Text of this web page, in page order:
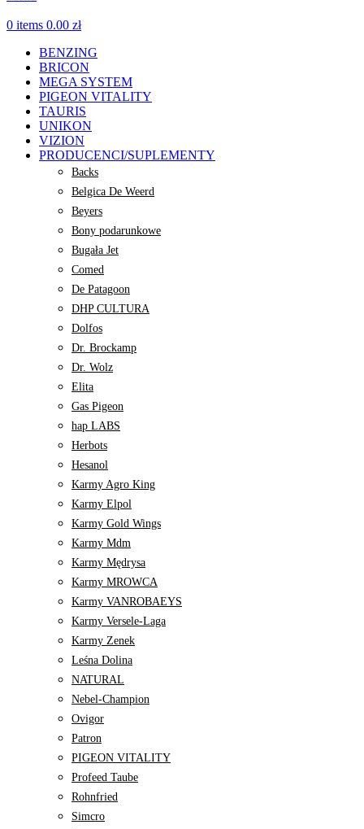
0 items 0.00 zł
BENZING
BRICON
MEGA SYSTEM
PIGEON VITALITY
TAURIS
UNIKON
VIZION
PRODUCENCI/SUPLEMENTY
Backs
Belgica De Weerd
Beyers
Bony podarunkowe
Bugała Jet
Comed
De Patagoon
DHP CULTURA
Dolfos
Dr. Brockamp
Dr. Wolz
Elita
Gas Pigeon
hap LABS
Herbots
Hesanol
Karmy Agro King
Karmy Elpol
Karmy Gold Wings
Karmy Mdm
Karmy Mędrysa
Karmy MROWCA
Karmy VANROBAEYS
Karmy Versele-Laga
Karmy Zenek
Leśna Dolina
NATURAL
Nebel-Champion
Ovigor
Patron
PIGEON VITALITY
Profeed Taube
Rohnfried
Simcro